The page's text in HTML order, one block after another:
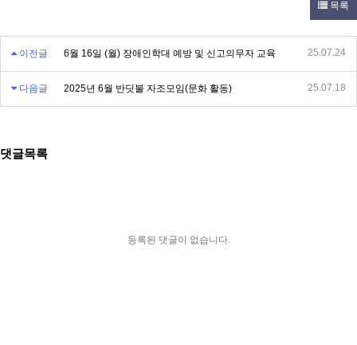
목록
이전글 6월 16일 (월) 장애인학대 예방 및 신고의무자 교육 25.07.24
다음글 2025년 6월 반딧불 자조모임(문화 활동) 25.07.18
댓글목록
등록된 댓글이 없습니다.